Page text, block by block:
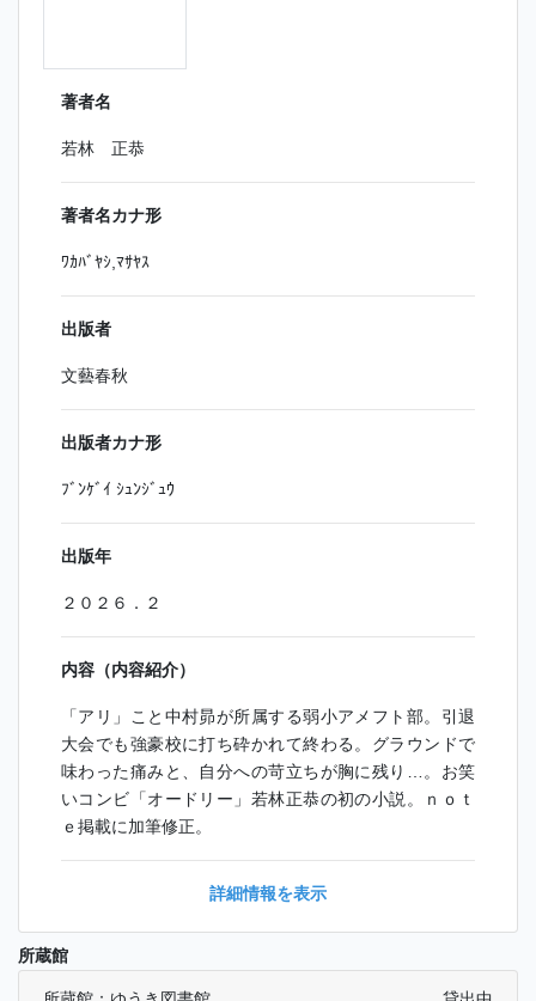
著者名
若林 正恭
著者名カナ形
ﾜｶﾊﾞﾔｼ,ﾏｻﾔｽ
出版者
文藝春秋
出版者カナ形
ﾌﾞﾝｹﾞｲ ｼｭﾝｼﾞｭｳ
出版年
２０２６．２
内容（内容紹介）
「アリ」こと中村昴が所属する弱小アメフト部。引退
大会でも強豪校に打ち砕かれて終わる。グラウンドで
味わった痛みと、自分への苛立ちが胸に残り…。お笑
いコンビ「オードリー」若林正恭の初の小説。ｎｏｔ
ｅ掲載に加筆修正。
詳細情報を表示
所蔵館